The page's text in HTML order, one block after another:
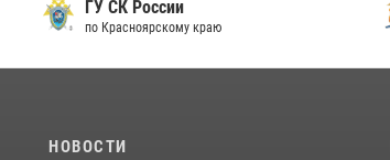
ГУ СК России
по Красноярскому краю
НОВОСТИ